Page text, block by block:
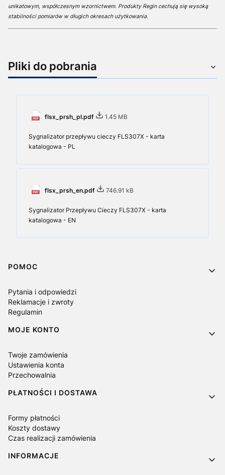
unikatowym, współczesnym wzornictwem. Produkty Regin cechują się wysoką
stabilności pomiarów w długich okresach użytkowania.
Pliki do pobrania
flsx_prsh_pl.pdf 1.45 MB
Sygnalizator przepływu cieczy FLS307X - karta
katalogowa - PL
flsx_prsh_en.pdf 746.91 kB
Sygnalizator Przepływu Cieczy FLS307X - karta
katalogowa - EN
Linki w stopce
POMOC
Pytania i odpowiedzi
Reklamacje i zwroty
Regulamin
MOJE KONTO
Twoje zamówienia
Ustawienia konta
Przechowalnia
PŁATNOŚCI I DOSTAWA
Formy płatności
Koszty dostawy
Czas realizacji zamówienia
INFORMACJE